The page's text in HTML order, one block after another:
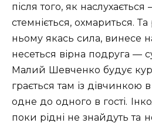
після того, як
стемніється, охмариться.
ньому якась сила, винесе
несеться вірна подруга —
Малий Шевченко будує
грається там із дівчинкою
одне до одного в гості.
поки рідні не знайдуть та